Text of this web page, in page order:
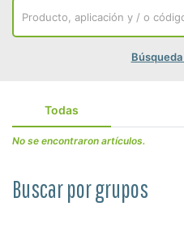
Búsqueda
Todas
No se encontraron artículos.
Buscar por grupos